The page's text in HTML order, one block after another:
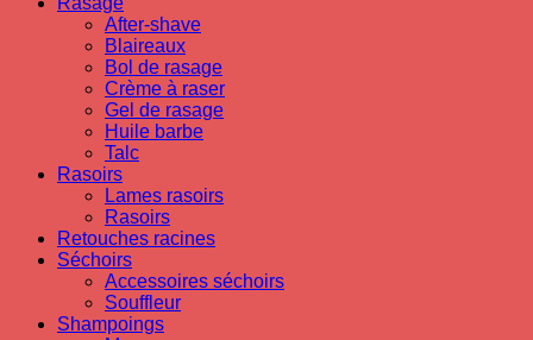
After-shave
Blaireaux
Bol de rasage
Crème à raser
Gel de rasage
Huile barbe
Talc
Rasoirs
Lames rasoirs
Rasoirs
Retouches racines
Séchoirs
Accessoires séchoirs
Souffleur
Shampoings